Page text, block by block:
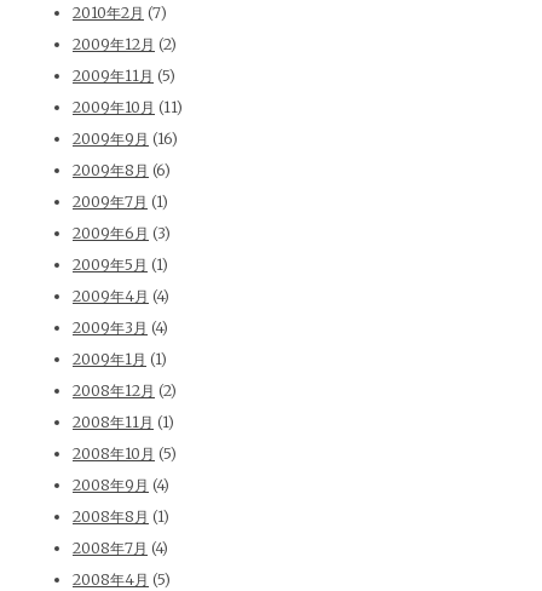
2010年2月 (7)
2009年12月 (2)
2009年11月 (5)
2009年10月 (11)
2009年9月 (16)
2009年8月 (6)
2009年7月 (1)
2009年6月 (3)
2009年5月 (1)
2009年4月 (4)
2009年3月 (4)
2009年1月 (1)
2008年12月 (2)
2008年11月 (1)
2008年10月 (5)
2008年9月 (4)
2008年8月 (1)
2008年7月 (4)
2008年4月 (5)